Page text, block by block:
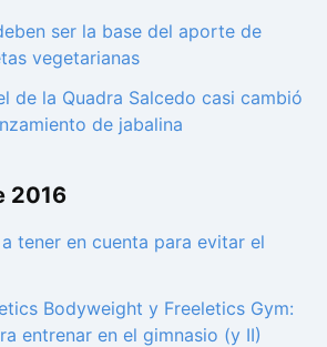
ser la base del aporte de
vegetarianas
de la Quadra Salcedo casi cambió
de jabalina
2016
tener en cuenta para evitar el
Bodyweight y Freeletics Gym:
entrenar en el gimnasio (y II)